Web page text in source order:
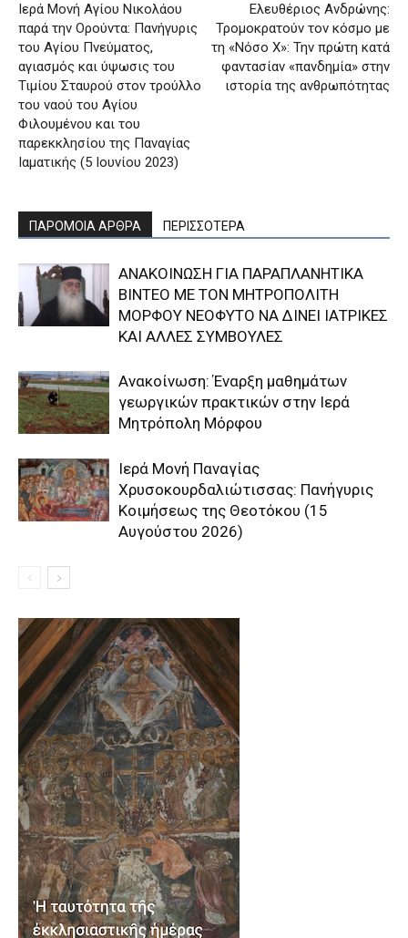
Ιερά Μονή Αγίου Νικολάου
παρά την Ορούντα: Πανήγυρις
του Αγίου Πνεύματος,
αγιασμός και ύψωσις του
Τιμίου Σταυρού στον τρούλλο
του ναού του Αγίου
Φιλουμένου και του
παρεκκλησίου της Παναγίας
Ιαματικής (5 Ιουνίου 2023)
Ελευθέριος Ανδρώνης:
Τρομοκρατούν τον κόσμο με
τη «Νόσο Χ»: Την πρώτη κατά
φαντασίαν «πανδημία» στην
ιστορία της ανθρωπότητας
ΠΑΡΟΜΟΙΑ ΑΡΘΡΑ ΠΕΡΙΣΣΟΤΕΡΑ
ΑΝΑΚΟΙΝΩΣΗ ΓΙΑ ΠΑΡΑΠΛΑΝΗΤΙΚΑ
ΒΙΝΤΕΟ ΜΕ ΤΟΝ ΜΗΤΡΟΠΟΛΙΤΗ
ΜΟΡΦΟΥ ΝΕΟΦΥΤΟ ΝΑ ΔΙΝΕΙ ΙΑΤΡΙΚΕΣ
ΚΑΙ ΑΛΛΕΣ ΣΥΜΒΟΥΛΕΣ
Ανακοίνωση: Έναρξη μαθημάτων
γεωργικών πρακτικών στην Ιερά
Μητρόπολη Μόρφου
Ιερά Μονή Παναγίας
Χρυσοκουρδαλιώτισσας: Πανήγυρις
Κοιμήσεως της Θεοτόκου (15
Αυγούστου 2026)